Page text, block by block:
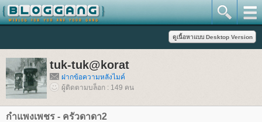
tuk-tuk@korat
ฝากข้อความหลังไมค์
ผู้ติดตามบล็อก : 149 คน
กำแพงเพชร - ครัวดาดา2